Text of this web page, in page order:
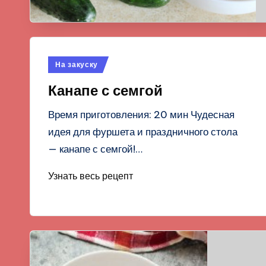
Опубликовано
На закуску
Канапе с семгой
Время приготовления: 20 мин Чудесная
идея для фуршета и праздничного стола
— канапе с семгой!…
Узнать весь рецепт